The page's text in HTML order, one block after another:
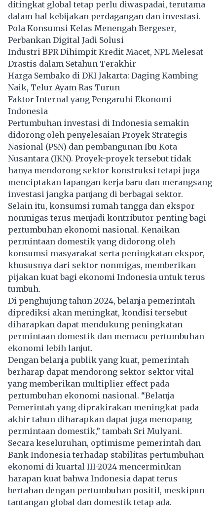
ditingkat global tetap perlu diwaspadai, terutama
dalam hal kebijakan perdagangan dan investasi.
Pola Konsumsi Kelas Menengah Bergeser,
Perbankan Digital Jadi Solusi
Industri BPR Dihimpit Kredit Macet, NPL Melesat
Drastis dalam Setahun Terakhir
Harga Sembako di DKI Jakarta: Daging Kambing
Naik, Telur Ayam Ras Turun
Faktor Internal yang Pengaruhi Ekonomi
Indonesia
Pertumbuhan investasi di Indonesia semakin
didorong oleh penyelesaian Proyek Strategis
Nasional (PSN) dan pembangunan Ibu Kota
Nusantara (IKN). Proyek-proyek tersebut tidak
hanya mendorong sektor konstruksi tetapi juga
menciptakan lapangan kerja baru dan merangsang
investasi jangka panjang di berbagai sektor.
Selain itu, konsumsi rumah tangga dan ekspor
nonmigas terus menjadi kontributor penting bagi
pertumbuhan ekonomi nasional. Kenaikan
permintaan domestik yang didorong oleh
konsumsi masyarakat serta peningkatan ekspor,
khususnya dari sektor nonmigas, memberikan
pijakan kuat bagi ekonomi Indonesia untuk terus
tumbuh.
Di penghujung tahun 2024, belanja pemerintah
diprediksi akan meningkat, kondisi tersebut
diharapkan dapat mendukung peningkatan
permintaan domestik dan memacu pertumbuhan
ekonomi lebih lanjut.
Dengan belanja publik yang kuat, pemerintah
berharap dapat mendorong sektor-sektor vital
yang memberikan multiplier effect pada
pertumbuhan ekonomi nasional. “Belanja
Pemerintah yang diprakirakan meningkat pada
akhir tahun diharapkan dapat juga menopang
permintaan domestik,” tambah Sri Mulyani.
Secara keseluruhan, optimisme pemerintah dan
Bank Indonesia terhadap stabilitas pertumbuhan
ekonomi di kuartal III-2024 mencerminkan
harapan kuat bahwa Indonesia dapat terus
bertahan dengan pertumbuhan positif, meskipun
tantangan global dan domestik tetap ada.